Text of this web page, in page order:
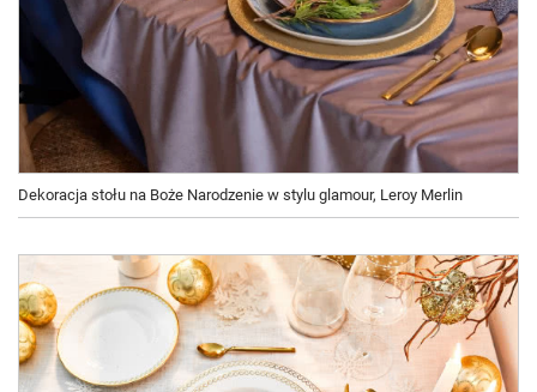
Dekoracja stołu na Boże Narodzenie w stylu glamour, Leroy Merlin